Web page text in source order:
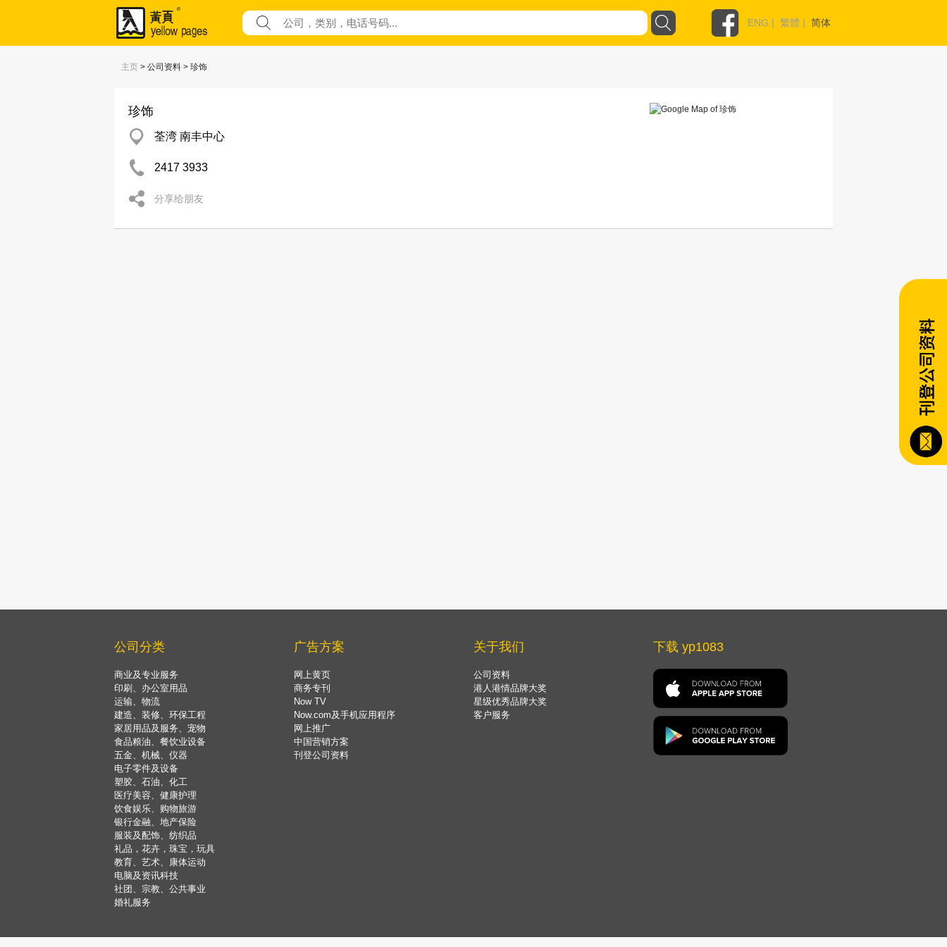
ENG | 繁體 | 简体
主页 > 公司资料 > 珍饰
珍饰
荃湾 南丰中心
2417 3933
分享给朋友
公司分类
商业及专业服务
印刷、办公室用品
运输、物流
建造、装修、环保工程
家居用品及服务、宠物
食品粮油、餐饮业设备
五金、机械、仪器
电子零件及设备
塑胶、石油、化工
医疗美容、健康护理
饮食娱乐、购物旅游
银行金融、地产保险
服装及配饰、纺织品
礼品，花卉，珠宝，玩具
教育、艺术、康体运动
电脑及资讯科技
社团、宗教、公共事业
婚礼服务
广告方案
网上黄页
商务专刊
Now TV
Now.com及手机应用程序
网上推广
中国营销方案
刊登公司资料
关于我们
公司资料
港人港情品牌大奖
星级优秀品牌大奖
客户服务
下载 yp1083